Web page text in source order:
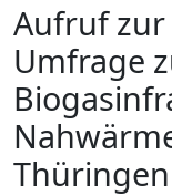
Aufruf zur
Umfrage
Thüringen